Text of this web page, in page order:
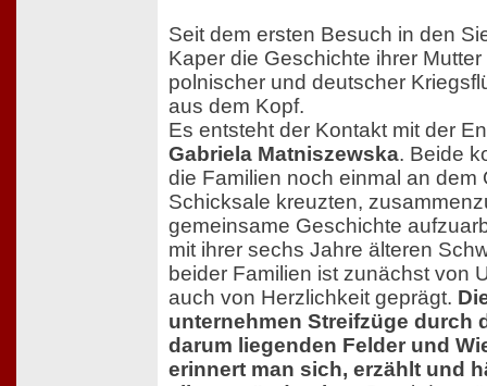
Seit dem ersten Besuch in den
Kaper die Geschichte ihrer
polnischer und deutscher
aus dem Kopf.
Es entsteht der Kontakt mit der
Gabriela Matniszewska. Beide
die Familien noch einmal an dem
Schicksale kreuzten,
gemeinsame Geschichte
mit ihrer sechs Jahre älteren
beider Familien ist zunächst von
auch von Herzlichkeit geprägt.
unternehmen Streifzüge durch
darum liegenden Felder und
erinnert man sich, erzählt und